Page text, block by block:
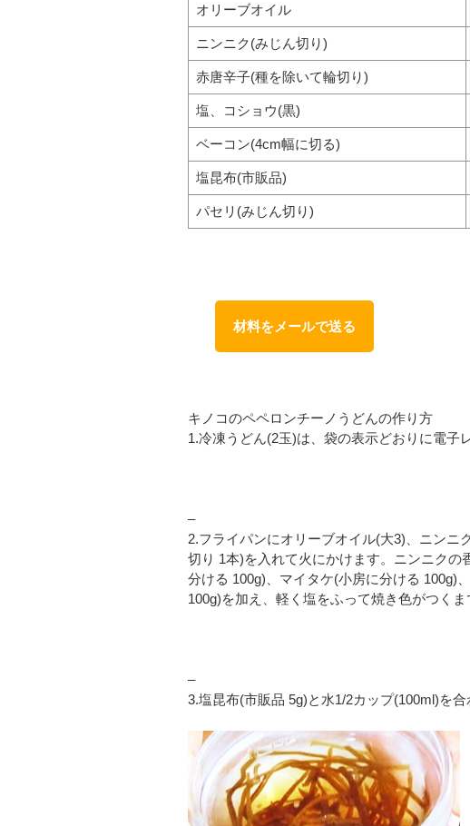
オリーブオイル
ニンニク(みじん切り)
赤唐辛子(種を除いて輪切り)
塩、コショウ(黒)
ベーコン(4cm幅に切る)
塩昆布(市販品)
パセリ(みじん切り)
材料をメールで送る
キノコのペペロンチーノうどんの作り方
1.冷凍うどん(2玉)は、袋の表示どおりに電子
–
2.フライパンにオリーブオイル(大3)、ニンニ
切り 1本)を入れて火にかけます。ニンニク
分ける 100g)、マイタケ(小房に分ける 100g)
100g)を加え、軽く塩をふって焼き色がつくま
–
3.塩昆布(市販品 5g)と水1/2カップ(100ml)を合